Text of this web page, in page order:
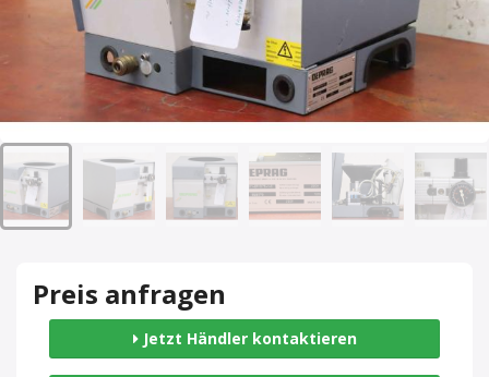
Preis anfragen
Jetzt Händler kontaktieren